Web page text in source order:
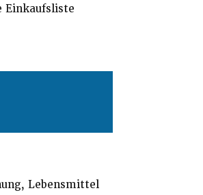
Einkaufsliste
Lebensmittel